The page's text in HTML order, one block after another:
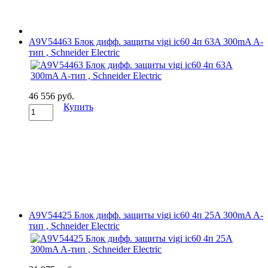
A9V54463 Блок дифф. защиты vigi ic60 4п 63A 300mA A-
тип , Schneider Electric
46 556 руб.
Купить
A9V54425 Блок дифф. защиты vigi ic60 4п 25A 300mA A-
тип , Schneider Electric